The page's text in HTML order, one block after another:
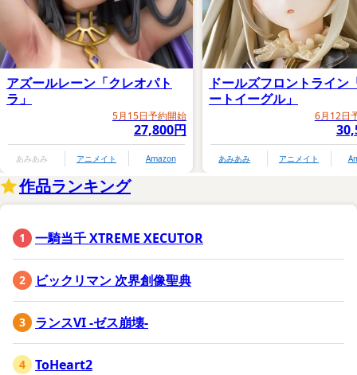
アズールレーン「クレオパト
ラ」
5月15日予約開始
27,800円
あみあみ アニメイト Amazon
ドールズフロントライン
ートイーグル」
6月12日
あみあみ アニメイト
作品ランキング
一騎当千 XTREME XECUTOR
ビックリマン 次界創像聖典
ランスVI -ゼス崩壊-
ToHeart2